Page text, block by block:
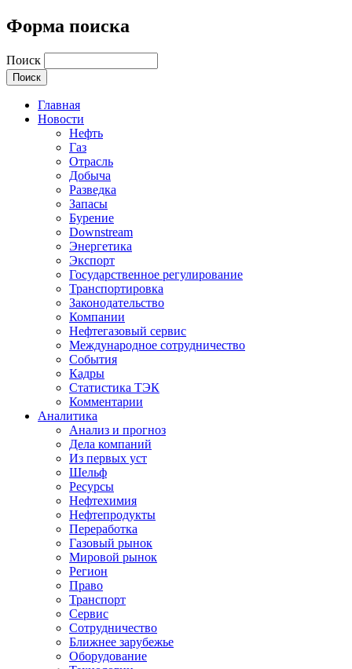
Форма поиска
Поиск
Главная
Новости
Нефть
Газ
Отрасль
Добыча
Разведка
Запасы
Бурение
Downstream
Энергетика
Экспорт
Государственное регулирование
Транспортировка
Законодательство
Компании
Нефтегазовый сервис
Международное сотрудничество
События
Кадры
Статистика ТЭК
Комментарии
Аналитика
Анализ и прогноз
Дела компаний
Из первых уст
Шельф
Ресурсы
Нефтехимия
Нефтепродукты
Переработка
Газовый рынок
Мировой рынок
Регион
Право
Транспорт
Сервис
Сотрудничество
Ближнее зарубежье
Оборудование